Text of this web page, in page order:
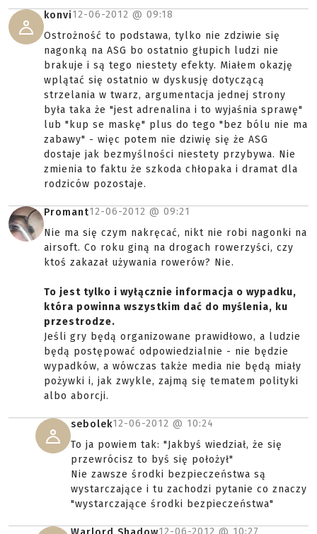
konvi12-06-2012 @ 09:18
Ostrożność to podstawa, tylko nie zdziwie się
nagonką na ASG bo ostatnio głupich ludzi nie
brakuje i są tego niestety efekty. Miałem okazję
wplątać się ostatnio w dyskusję dotyczącą
strzelania w twarz, argumentacja jednej strony
była taka że "jest adrenalina i to wyjaśnia sprawę"
lub "kup se maskę" plus do tego "bez bólu nie ma
zabawy" - więc potem nie dziwię się że ASG
dostaje jak bezmyślności niestety przybywa. Nie
zmienia to faktu że szkoda chłopaka i dramat dla
rodziców pozostaje.
Promant12-06-2012 @ 09:21
Nie ma się czym nakręcać, nikt nie robi nagonki na
airsoft. Co roku giną na drogach rowerzyści, czy
ktoś zakazał używania rowerów? Nie.
To jest tylko i wyłącznie informacja o wypadku,
która powinna wszystkim dać do myślenia, ku
przestrodze.
Jeśli gry będą organizowane prawidłowo, a ludzie
będą postępować odpowiedzialnie - nie będzie
wypadków, a wówczas także media nie będą miały
pożywki i, jak zwykle, zajmą się tematem polityki
albo aborcji.
sebolek12-06-2012 @ 10:24
To ja powiem tak: "Jakbyś wiedział, że się
przewrócisz to byś się położył"
Nie zawsze środki bezpieczeństwa są
wystarczające i tu zachodzi pytanie co znaczy
"wystarczające środki bezpieczeństwa"
12-06-2012 @ 10:27